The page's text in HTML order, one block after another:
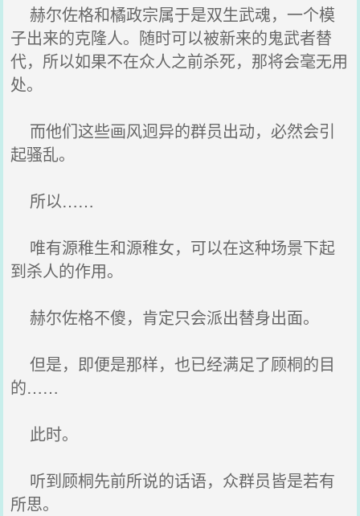
赫尔佐格和橘政宗属于是双生武魂，一个模
子出来的克隆人。随时可以被新来的鬼武者替
代，所以如果不在众人之前杀死，那将会毫无用
处。
而他们这些画风迥异的群员出动，必然会引
起骚乱。
所以……
唯有源稚生和源稚女，可以在这种场景下起
到杀人的作用。
赫尔佐格不傻，肯定只会派出替身出面。
但是，即便是那样，也已经满足了顾桐的目
的……
此时。
听到顾桐先前所说的话语，众群员皆是若有
所思。